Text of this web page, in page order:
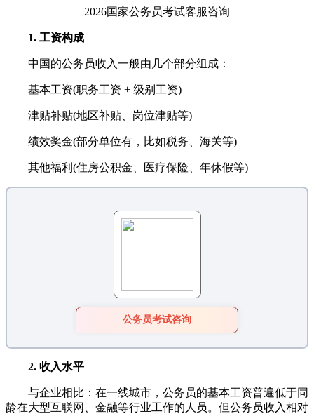
2026国家公务员考试客服咨询
1. 工资构成
中国的公务员收入一般由几个部分组成：
基本工资(职务工资 + 级别工资)
津贴补贴(地区补贴、岗位津贴等)
绩效奖金(部分单位有，比如税务、海关等)
其他福利(住房公积金、医疗保险、年休假等)
公务员考试咨询
2. 收入水平
与企业相比：在一线城市，公务员的基本工资普遍低于同
龄在大型互联网、金融等行业工作的人员。但公务员收入相对